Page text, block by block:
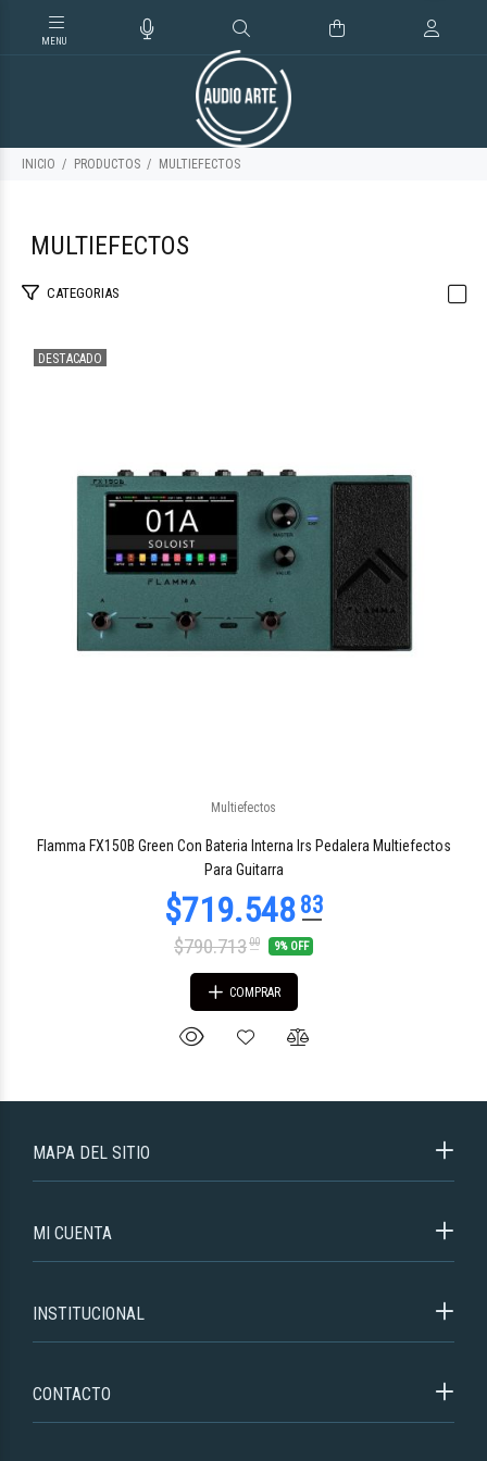
INICIO PRODUCTOS MULTIEFECTOS
MULTIEFECTOS
CATEGORIAS
DESTACADO
Multiefectos
Flamma FX150B Green Con Bateria Interna Irs Pedalera Multiefectos
Para Guitarra
$790.71300 9% OFF
COMPRAR
MAPA DEL SITIO
MI CUENTA
INSTITUCIONAL
CONTACTO